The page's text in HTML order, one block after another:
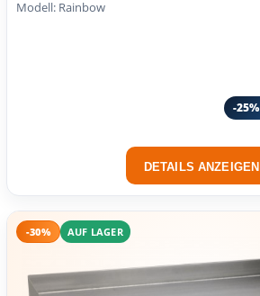
Modell: Rainbow
-25%
DETAILS ANZEIGEN
-30% AUF LAGER